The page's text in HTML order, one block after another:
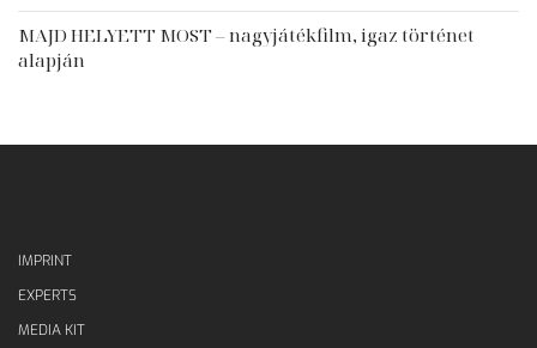
MAJD HELYETT MOST – nagyjátékfilm, igaz történet
alapján
IMPRINT
EXPERTS
MEDIA KIT